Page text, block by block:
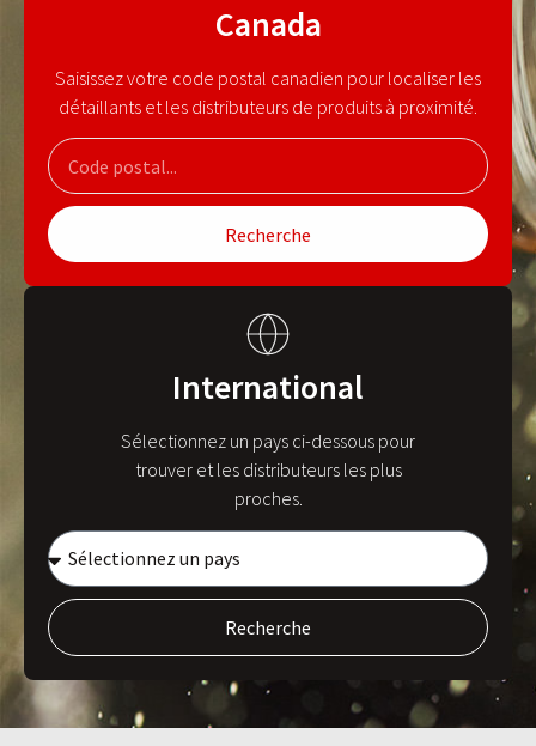
Canada
Saisissez votre code postal canadien pour localiser les
détaillants et les distributeurs de produits à proximité.
Recherche
International
Sélectionnez un pays ci-dessous pour
trouver et les distributeurs les plus
proches.
Recherche